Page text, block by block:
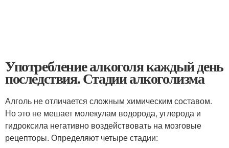
Употребление алкоголя каждый день
последствия. Стадии алкоголизма
Алголь не отличается сложным химическим составом.
Но это не мешает молекулам водорода, углерода и
гидроксила негативно воздействовать на мозговые
рецепторы. Определяют четыре стадии: